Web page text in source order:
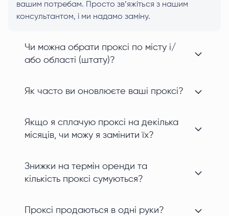
вашим потребам. Просто зв’яжіться з нашим
консультантом, і ми надамо заміну.
Чи можна обрати проксі по місту і/
або області (штату)?
Як часто ви оновлюєте ваші проксі?
Якщо я сплачую проксі на декілька
місяців, чи можу я замінити їх?
Знижки на термін оренди та
кількість проксі сумуються?
Проксі продаються в одні руки?